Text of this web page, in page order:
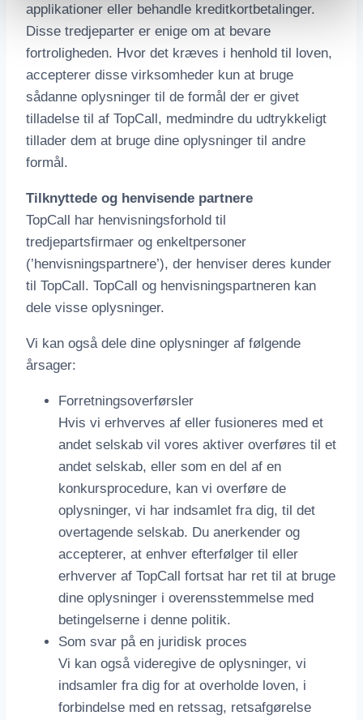
applikationer eller behandle kreditkortbetalinger.
Disse tredjeparter er enige om at bevare
fortroligheden. Hvor det kræves i henhold til loven,
accepterer disse virksomheder kun at bruge
sådanne oplysninger til de formål der er givet
tilladelse til af TopCall, medmindre du udtrykkeligt
tillader dem at bruge dine oplysninger til andre
formål.
Tilknyttede og henvisende partnere
TopCall har henvisningsforhold til
tredjepartsfirmaer og enkeltpersoner
(’henvisningspartnere’), der henviser deres kunder
til TopCall. TopCall og henvisningspartneren kan
dele visse oplysninger.
Vi kan også dele dine oplysninger af følgende
årsager:
Forretningsoverførsler
Hvis vi erhverves af eller fusioneres med et
andet selskab vil vores aktiver overføres til et
andet selskab, eller som en del af en
konkursprocedure, kan vi overføre de
oplysninger, vi har indsamlet fra dig, til det
overtagende selskab. Du anerkender og
accepterer, at enhver efterfølger til eller
erhverver af TopCall fortsat har ret til at bruge
dine oplysninger i overensstemmelse med
betingelserne i denne politik.
Som svar på en juridisk proces
Vi kan også videregive de oplysninger, vi
indsamler fra dig for at overholde loven, i
forbindelse med en retssag, retsafgørelse